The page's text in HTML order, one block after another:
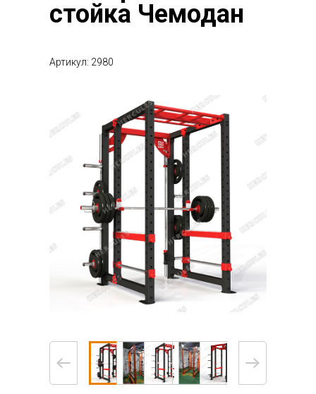
стойка Чемодан
Артикул: 2980